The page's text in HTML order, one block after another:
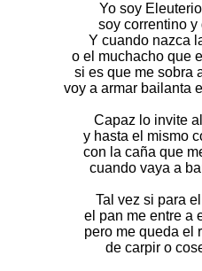
Yo soy
soy correntino y
Y cuando nazca
o el muchacho que
si es que me sobra
voy a armar bailanta
Capaz lo invite
y hasta el mismo
con la caña que
cuando vaya a
Tal vez si para
el pan me entre a
pero me queda el
de carpir o